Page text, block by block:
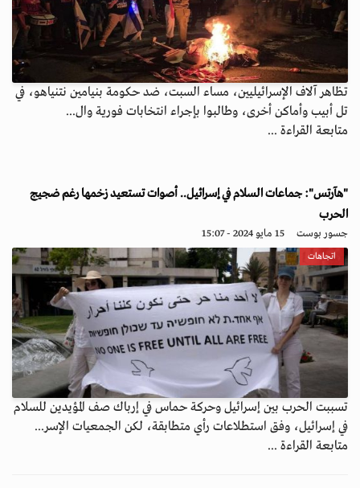
تظاهر آلاف الإسرائيليين، مساء السبت، ضد حكومة بنيامين نتنياهو، في
تل أبيب وأماكن أخرى، وطالبوا بإجراء انتخابات فورية وال...
متابعة القراءة ...
"هآرتس": جماعات السلام في إسرائيل.. أصوات تستعيد زخمها رغم ضجيج
الحرب
جسور بوست 15 مايو 2024 - 15:07
اتجاهات
تسببت الحرب بين إسرائيل وحركة حماس في إرباك صف المؤيدين للسلام
في إسرائيل، وفق استطلاعات رأي متطابقة، لكن الجمعيات الإسر...
متابعة القراءة ...